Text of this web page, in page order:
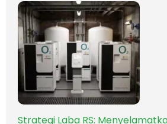
Strategi Laba RS: